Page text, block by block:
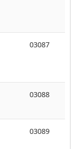
03087
03088
03089